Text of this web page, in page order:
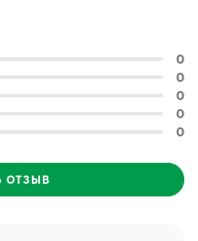
0
0
0
0
0
ОТЗЫВ